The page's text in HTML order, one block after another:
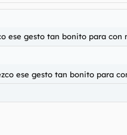
ese gesto tan bonito para con
ese gesto tan bonito para